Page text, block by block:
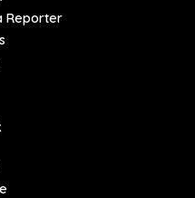
Reporter